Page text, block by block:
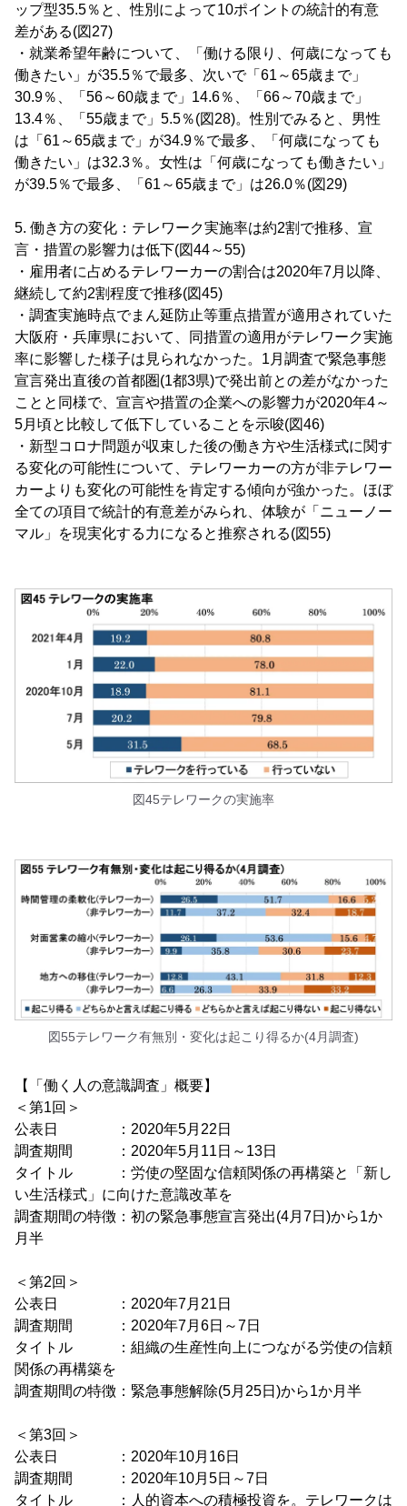
ップ型35.5％と、性別によって10ポイントの統計的有意
差がある(図27)
・就業希望年齢について、「働ける限り、何歳になっても
働きたい」が35.5％で最多、次いで「61～65歳まで」
30.9％、「56～60歳まで」14.6％、「66～70歳まで」
13.4％、「55歳まで」5.5％(図28)。性別でみると、男性
は「61～65歳まで」が34.9％で最多、「何歳になっても
働きたい」は32.3％。女性は「何歳になっても働きたい」
が39.5％で最多、「61～65歳まで」は26.0％(図29)
5. 働き方の変化：テレワーク実施率は約2割で推移、宣
言・措置の影響力は低下(図44～55)
・雇用者に占めるテレワーカーの割合は2020年7月以降、
継続して約2割程度で推移(図45)
・調査実施時点でまん延防止等重点措置が適用されていた
大阪府・兵庫県において、同措置の適用がテレワーク実施
率に影響した様子は見られなかった。1月調査で緊急事態
宣言発出直後の首都圏(1都3県)で発出前との差がなかった
ことと同様で、宣言や措置の企業への影響力が2020年4～
5月頃と比較して低下していることを示唆(図46)
・新型コロナ問題が収束した後の働き方や生活様式に関す
る変化の可能性について、テレワーカーの方が非テレワー
カーよりも変化の可能性を肯定する傾向が強かった。ほぼ
全ての項目で統計的有意差がみられ、体験が「ニューノー
マル」を現実化する力になると推察される(図55)
図45テレワークの実施率
図55テレワーク有無別・変化は起こり得るか(4月調査)
【「働く人の意識調査」概要】
＜第1回＞
公表日 ：2020年5月22日
調査期間 ：2020年5月11日～13日
タイトル ：労使の堅固な信頼関係の再構築と「新し
い生活様式」に向けた意識改革を
調査期間の特徴：初の緊急事態宣言発出(4月7日)から1か
月半
＜第2回＞
公表日 ：2020年7月21日
調査期間 ：2020年7月6日～7日
タイトル ：組織の生産性向上につながる労使の信頼
関係の再構築を
調査期間の特徴：緊急事態解除(5月25日)から1か月半
＜第3回＞
公表日 ：2020年10月16日
調査期間 ：2020年10月5日～7日
タイトル ：人的資本への積極投資を。テレワークは